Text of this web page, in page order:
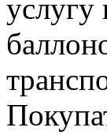
услугу